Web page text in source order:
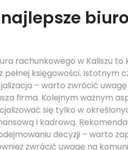
rachunkowego w Kaliszu
księgowości. Istotnym
– warto zwrócić
firma. Kolejnym ważnym
się tylko w
i kadrową.
decyzji – warto
zwrócić uwagę na